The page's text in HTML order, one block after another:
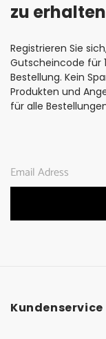
zu erhalten
Registrieren Sie
Gutscheincode für
Bestellung. Kein
Produkten und
für alle
Kundenservice